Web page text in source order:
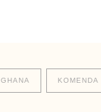
GHANA KOMENDA